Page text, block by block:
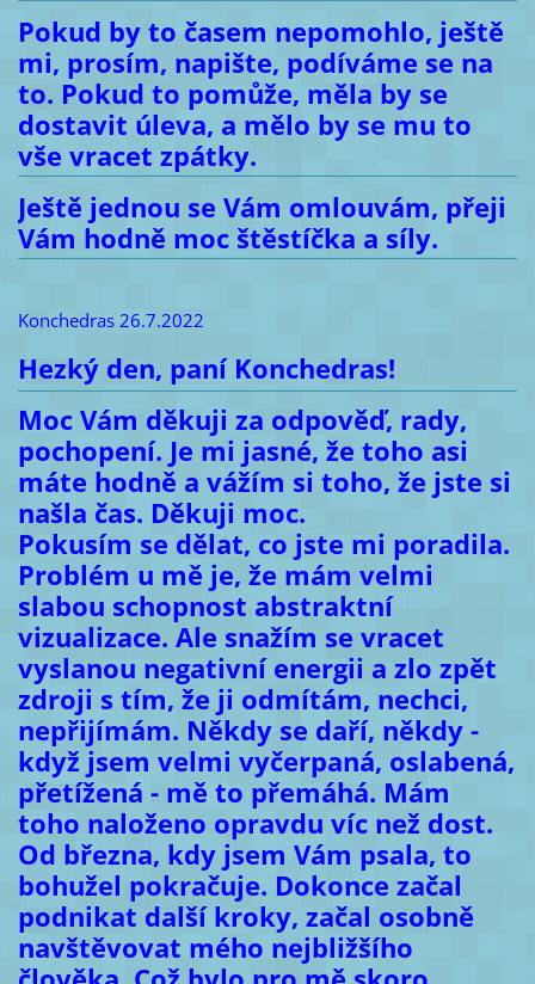
Pokud by to časem nepomohlo, ještě
mi, prosím, napište, podíváme se na
to. Pokud to pomůže, měla by se
dostavit úleva, a mělo by se mu to
vše vracet zpátky.
Ještě jednou se Vám omlouvám, přeji
Vám hodně moc štěstíčka a síly.
Konchedras 26.7.2022
Hezký den, paní Konchedras!
Moc Vám děkuji za odpověď, rady,
pochopení. Je mi jasné, že toho asi
máte hodně a vážím si toho, že jste si
našla čas. Děkuji moc.
Pokusím se dělat, co jste mi poradila.
Problém u mě je, že mám velmi
slabou schopnost abstraktní
vizualizace. Ale snažím se vracet
vyslanou negativní energii a zlo zpět
zdroji s tím, že ji odmítám, nechci,
nepřijímám. Někdy se daří, někdy -
když jsem velmi vyčerpaná, oslabená,
přetížená - mě to přemáhá. Mám
toho naloženo opravdu víc než dost.
Od března, kdy jsem Vám psala, to
bohužel pokračuje. Dokonce začal
podnikat další kroky, začal osobně
navštěvovat mého nejbližšího